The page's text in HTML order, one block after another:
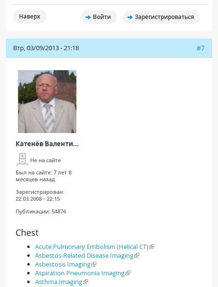
Наверх Войти Зарегистрироваться
Втр, 03/09/2013 - 21:18 #7
Катенёв Валенти...
Не на сайте
Был на сайте: 7 лет 8
месяцев назад
Зарегистрирован:
22.03.2008 - 22:15
Публикации: 54876
Chest
Acute Pulmonary Embolism (Helical CT)
Asbestos-Related Disease Imaging
Asbestosis Imaging
Aspiration Pneumonia Imaging
Asthma Imaging